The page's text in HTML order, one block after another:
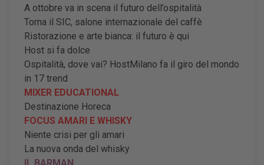
A ottobre va in scena il futuro dell’ospitalità
Torna il SIC, salone internazionale del caffè
Ristorazione e arte bianca: il futuro è qui
Host si fa dolce
Ospitalità, dove vai? HostMilano fa il giro del mondo
in 17 trend
MIXER EDUCATIONAL
Destinazione Horeca
FOCUS AMARI E WHISKY
Niente crisi per gli amari
La nuova onda del whisky